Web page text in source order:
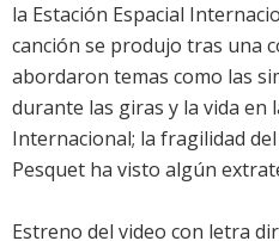
la Estación Espacial
canción se produjo tras una
abordaron temas como las
durante las giras y la vida en
Internacional; la fragilidad
Pesquet ha visto algún
Estreno del video con letra